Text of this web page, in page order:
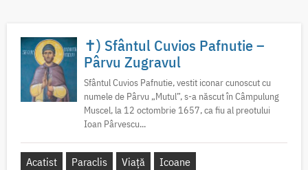
✝) Sfântul Cuvios Pafnutie –
Pârvu Zugravul
Sfântul Cuvios Pafnutie, vestit iconar cunoscut cu
numele de Pârvu „Mutul”, s-a născut în Câmpulung
Muscel, la 12 octombrie 1657, ca fiu al preotului
Ioan Pârvescu...
Acatist Paraclis Viață
Icoane